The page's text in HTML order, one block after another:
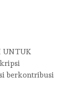
UNTUK
berkontribusi